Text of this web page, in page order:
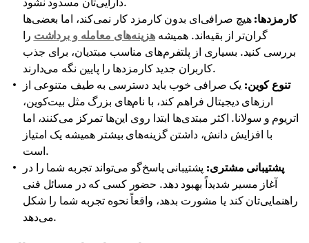
کارمزدها: هیچ صرافی‌ای بدون کارمزد کار نمی‌کند، اما بعضی‌ها
گران‌تر از بقیه‌اند. همیشههزینه‌های معامله و برداشت را
بررسی کنید. بسیاری از پلتفرم‌های مناسب مبتدیان، برای جذب
کاربران جدید کارمزدها را پایین نگه می‌دارند.
تنوع کوین: یک صرافی خوب باید دسترسی به طیف متنوعی از
ارزهای دیجیتال فراهم کند، با نام‌های بزرگ مثل بیت‌کوین،
اتریوم و سولانا. اکثر مبتدی‌ها ابتدا روی این‌ها تمرکز می‌کنند، اما
با افزایش دانش، داشتن گزینه‌های بیشتر همیشه یک امتیاز
است.
پشتیبانی مشتری: پشتیبانی پاسخ‌گو می‌تواند تجربه شما را در
آغاز مسیر شدیداً بهبود دهد. حضور کسی که در مسائل فنی
راهنمایی‌تان کند یا مشورت بدهد، واقعاً نحوه تجربه شما را شکل
می‌دهد.